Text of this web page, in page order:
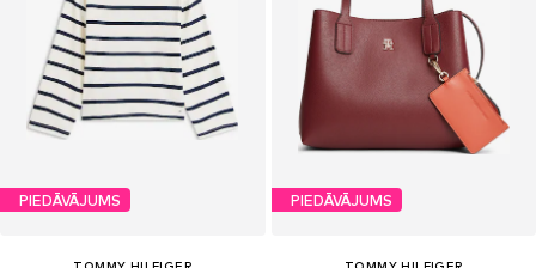
PIEDĀVĀJUMS PIEDĀVĀJUMS